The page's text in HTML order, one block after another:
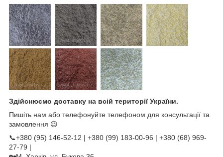
Здійснюємо доставку на всій території України.
Пишіть нам або телефонуйте телефоном для консультації та
замовлення 😉
📞+380 (95) 146-52-12 | +380 (99) 183-00-96 | +380 (68) 969-
27-79 |